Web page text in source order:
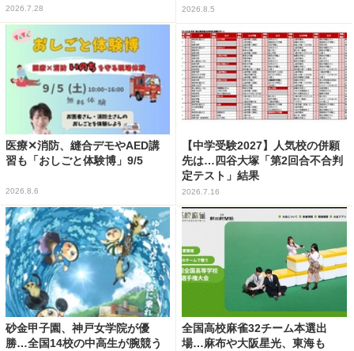
2026.7.28 2026.8.5
医療✕消防、縫合デモやAED講
習も「おしごと体験博」9/5
2026.8.6
【中学受験2027】人気校の併願
先は…四谷大塚「第2回合不合判
定テスト」結果
2026.7.16
砂金甲子園、神戸女学院が優
勝…全国14校の中高生が腕競う
全国高校麻雀32チーム本選出
場…麻布や大阪星光、東海も